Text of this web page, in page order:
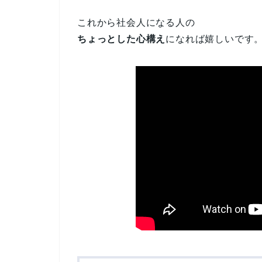
これから社会人になる人の
ちょっとした心構え になれば嬉しいです